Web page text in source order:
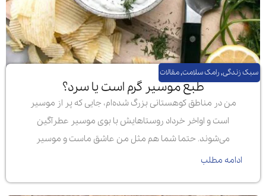
سبک زندگی,رامک سلامت,مقالات
طبع موسیر گرم است یا سرد؟
من در مناطق کوهستانی بزرگ شده‌ام، جایی که پر از موسیر
است و اواخر خرداد روستاهایش با بوی موسیر عطرآگین
می‌شوند. حتما شما هم مثل من عاشق ماست و موسیر
ادامه مطلب